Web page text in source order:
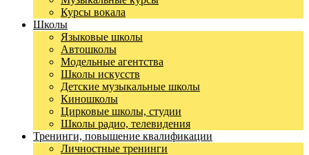
Курсы вокала
Школы
Языковые школы
Автошколы
Модельные агентства
Школы искусств
Детские музыкальные школы
Киношколы
Цирковые школы, студии
Школы радио, телевидения
Тренинги, повышение квалификации
Личностные тренинги